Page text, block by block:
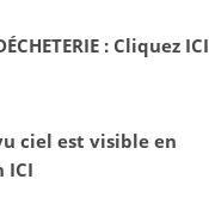
: Cliquez ICI
ciel est visible en
ICI